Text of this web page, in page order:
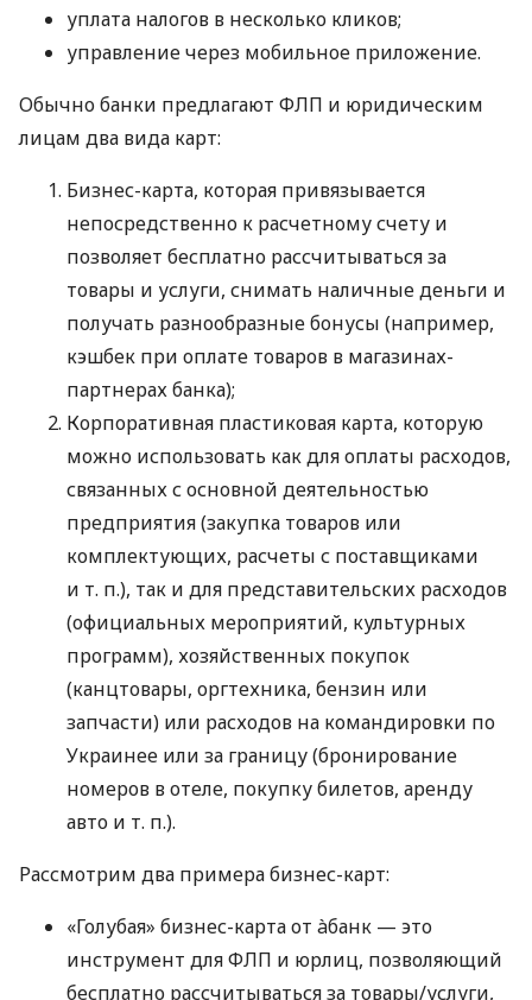
уплата налогов в несколько кликов;
управление через мобильное приложение.
Обычно банки предлагают ФЛП и юридическим
лицам два вида карт:
Бизнес-карта, которая привязывается
непосредственно к расчетному счету и
позволяет бесплатно рассчитываться за
товары и услуги, снимать наличные деньги и
получать разнообразные бонусы (например,
кэшбек при оплате товаров в магазинах-
партнерах банка);
Корпоративная пластиковая карта, которую
можно использовать как для оплаты расходов,
связанных с основной деятельностью
предприятия (закупка товаров или
комплектующих, расчеты с поставщиками
и т. п.), так и для представительских расходов
(официальных мероприятий, культурных
программ), хозяйственных покупок
(канцтовары, оргтехника, бензин или
запчасти) или расходов на командировки по
Украинее или за границу (бронирование
номеров в отеле, покупку билетов, аренду
авто и т. п.).
Рассмотрим два примера бизнес-карт:
«Голубая» бизнес-карта от àбанк — это
инструмент для ФЛП и юрлиц, позволяющий
бесплатно рассчитываться за товары/услуги,